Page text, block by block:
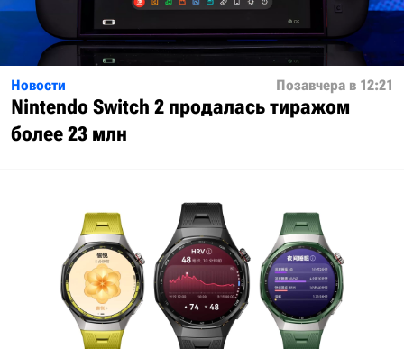
Новости Позавчера в 12:21
Nintendo Switch 2 продалась тиражом
более 23 млн